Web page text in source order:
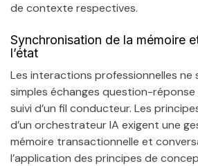
de contexte respectives.
Synchronisation de la mémoire
l’état
Les interactions professionnelles ne
simples échanges question-réponse
suivi d’un fil conducteur. Les
d’un orchestrateur IA exigent une
mémoire transactionnelle et
l’application des principes de